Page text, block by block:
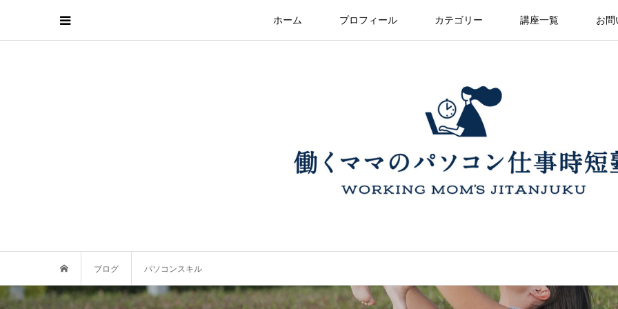
ホーム プロフィール カテゴリー 講座一覧 お問
ブログ パソコンスキル